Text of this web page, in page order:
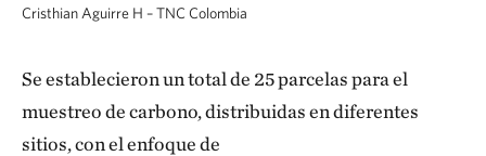
Cristhian Aguirre H – TNC Colombia
Se establecieron un total de 25 parcelas para el
muestreo de carbono, distribuidas en diferentes
sitios, con el enfoque de